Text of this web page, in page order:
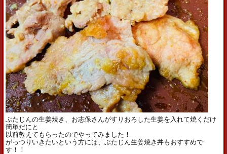
ぶたじんの生姜焼き、お志保さんがすりおろした生姜を入れて焼くだけ
簡単だにと
以前教えてもらったのでやってみました！
がっつりいきたいという方には、ぶたじん生姜焼き丼もおすすめで
す！！